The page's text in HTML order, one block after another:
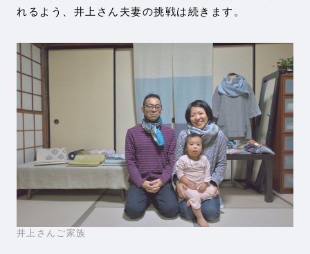
れるよう、井上さん夫妻の挑戦は続きます。
井上さんご家族